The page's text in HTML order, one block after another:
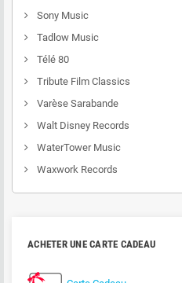
Sony Music
Tadlow Music
Télé 80
Tribute Film Classics
Varèse Sarabande
Walt Disney Records
WaterTower Music
Waxwork Records
ACHETER UNE CARTE CADEAU